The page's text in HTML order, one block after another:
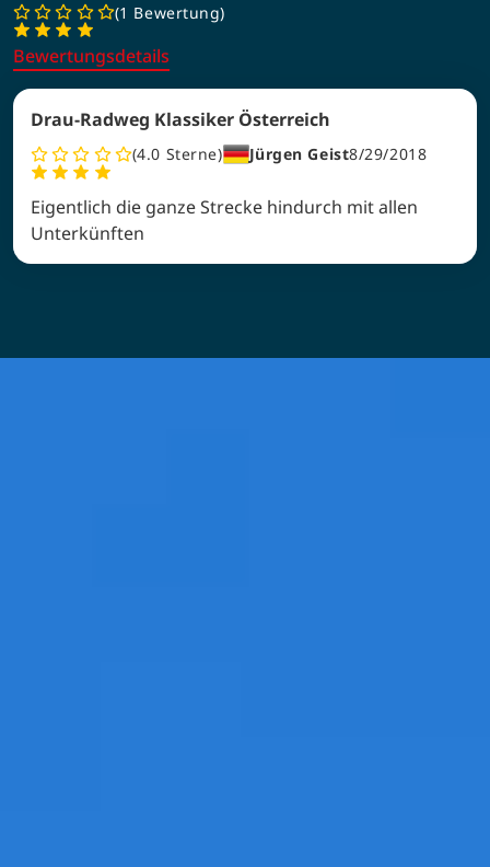
1 Bewertung
Bewertungsdetails
Drau-Radweg Klassiker Österreich
4.0 Sterne Jürgen Geist8/29/2018
Eigentlich die ganze Strecke hindurch mit allen
Unterkünften